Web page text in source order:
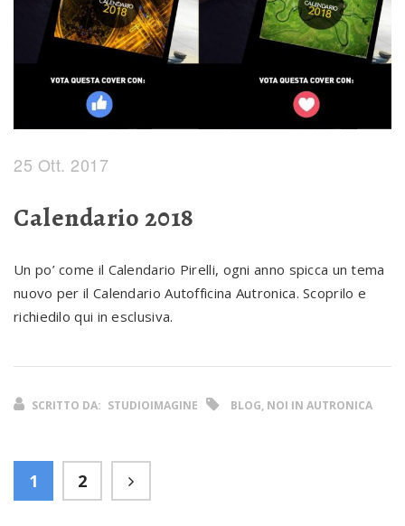
25 Ott. 2017
Calendario 2018
Un po’ come il Calendario Pirelli, ogni anno spicca un tema
nuovo per il Calendario Autofficina Autronica. Scoprilo e
richiedilo qui in esclusiva.
SCRITTO DA: STUDIOIMAGINE BLOG, NOI IN AUTRONICA
1 2